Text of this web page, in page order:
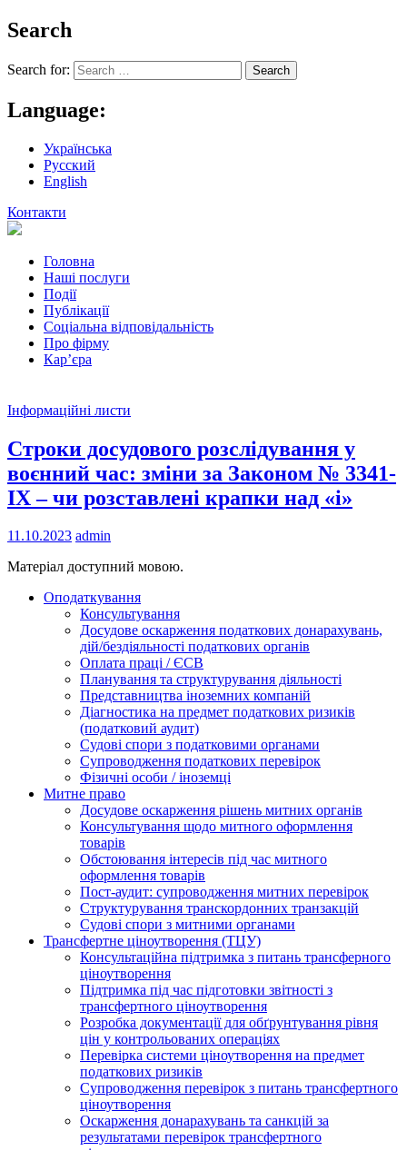
Search
Search for:
Language:
Українська
Русский
English
Контакти
Головна
Наші послуги
Події
Публікації
Соціальна відповідальність
Про фiрму
Кар’єра
Інформаційні листи
Строки досудового розслідування у
воєнний час: зміни за Законом № 3341-
IX – чи розставлені крапки над «і»
11.10.2023 admin
Матеріал доступний мовою.
Оподаткування
Консультування
Досудове оскарження податкових донарахувань,
дій/бездіяльності податкових органів
Оплата праці / ЄСВ
Планування та структурування діяльності
Представництва іноземних компаній
Діагностика на предмет податкових ризиків
(податковий аудит)
Судові спори з податковими органами
Супроводження податкових перевірок
Фізичні особи / іноземці
Митне право
Досудове оскарження рішень митних органів
Консультування щодо митного оформлення
товарів
Обстоювання інтересів під час митного
оформлення товарів
Пост-аудит: супроводження митних перевірок
Структурування транскордонних транзакцій
Судові спори з митними органами
Трансфертне ціноутворення (ТЦУ)
Консультаційна підтримка з питань трансферного
ціноутворення
Підтримка під час підготовки звітності з
трансфертного ціноутворення
Розробка документації для обґрунтування рівня
цін у контрольованих операціях
Перевірка системи ціноутворення на предмет
податкових ризиків
Супроводження перевірок з питань трансфертного
ціноутворення
Оскарження донарахувань та санкцій за
результатами перевірок трансфертного